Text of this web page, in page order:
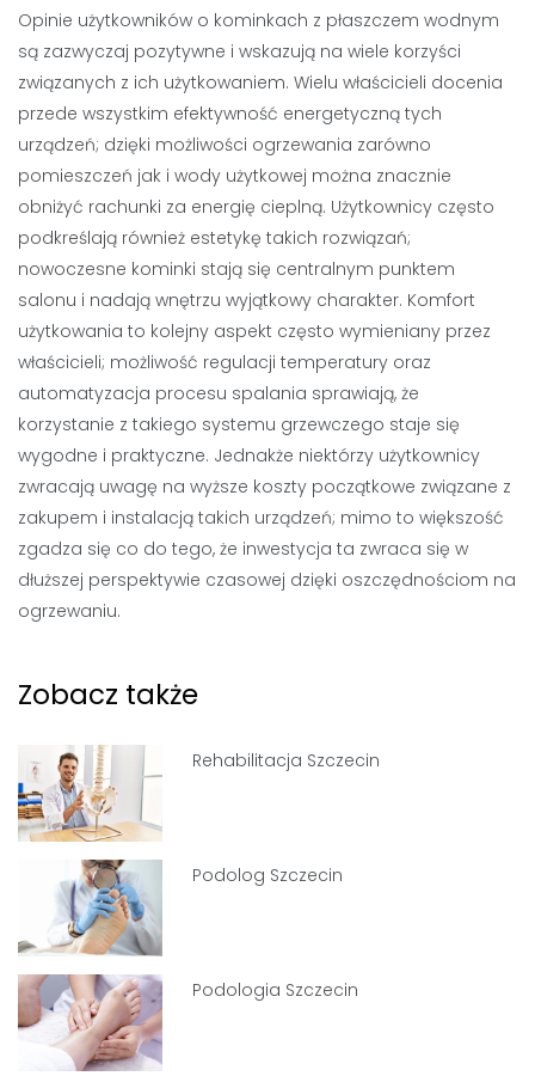
Opinie użytkowników o kominkach z płaszczem wodnym
są zazwyczaj pozytywne i wskazują na wiele korzyści
związanych z ich użytkowaniem. Wielu właścicieli docenia
przede wszystkim efektywność energetyczną tych
urządzeń; dzięki możliwości ogrzewania zarówno
pomieszczeń jak i wody użytkowej można znacznie
obniżyć rachunki za energię cieplną. Użytkownicy często
podkreślają również estetykę takich rozwiązań;
nowoczesne kominki stają się centralnym punktem
salonu i nadają wnętrzu wyjątkowy charakter. Komfort
użytkowania to kolejny aspekt często wymieniany przez
właścicieli; możliwość regulacji temperatury oraz
automatyzacja procesu spalania sprawiają, że
korzystanie z takiego systemu grzewczego staje się
wygodne i praktyczne. Jednakże niektórzy użytkownicy
zwracają uwagę na wyższe koszty początkowe związane z
zakupem i instalacją takich urządzeń; mimo to większość
zgadza się co do tego, że inwestycja ta zwraca się w
dłuższej perspektywie czasowej dzięki oszczędnościom na
ogrzewaniu.
Zobacz także
Rehabilitacja Szczecin
Podolog Szczecin
Podologia Szczecin